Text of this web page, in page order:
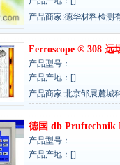
产品商家:德华材料检测
Ferroscope ® 308 远
产品型号：
产品产地：[]
产品商家:北京邹展麓城
德国 db Pruftechnik
产品型号：
产品产地：[]